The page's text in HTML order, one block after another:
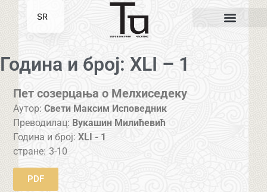
Година и број: XLI – 1
Пет созерцања о Мелхиседеку
Аутор: Свети Максим Исповедник
Преводилац: Вукашин Милићевић
Година и број:XLI - 1
стране: 3-10
PDF
SR
EN